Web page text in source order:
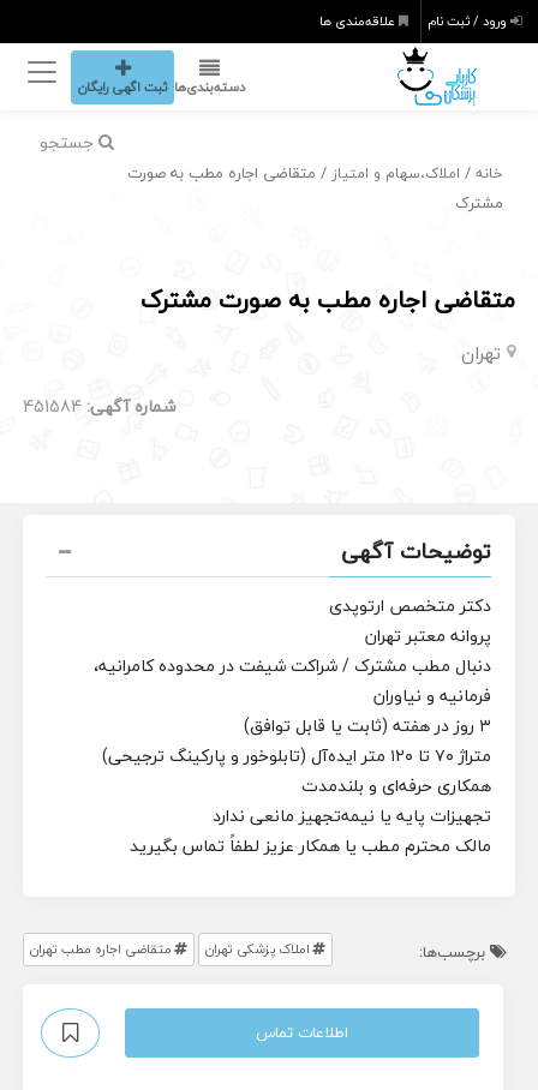
ورود / ثبت نام علاقه‌مندی ها
دسته‌بندی‌ها ثبت اگهی رایگان
جستجو
خانه / املاک،سهام و امتیاز / متقاضی اجاره مطب به صورت
مشترک
متقاضی اجاره مطب به صورت مشترک
تهران
شماره آگهی: 451584
توضیحات آگهی
دکتر متخصص ارتوپدی
پروانه معتبر تهران
دنبال مطب مشترک / شراکت شیفت در محدوده کامرانیه،
فرمانیه و نیاوران
۳ روز در هفته (ثابت یا قابل توافق)
متراژ ۷۰ تا ۱۲۰ متر ایده‌آل (تابلوخور و پارکینگ ترجیحی)
همکاری حرفه‌ای و بلندمدت
تجهیزات پایه یا نیمه‌تجهیز مانعی ندارد
مالک محترم مطب یا همکار عزیز لطفاً تماس بگیرید
برچسب‌ها: املاک پزشکی تهران متقاضی اجاره مطب تهران
اطلاعات تماس